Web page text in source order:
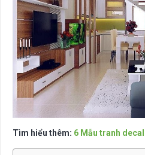
Tìm hiểu thêm: 6 Mẫu tranh